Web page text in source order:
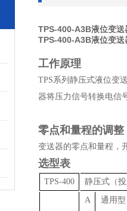
TPS-400-A3B液位变送
TPS-400-A3B液位变送
工作原理
TPS系列静压式液位变
器将压力信号转换电信
零点和量程的调整
变送器的零点和量程，
选型表
TPS-400 静压式（
A
通用